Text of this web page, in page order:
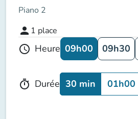
Piano 2
person 1 place
schedule Heure 09h00 09h30
timer Durée 30 min 01h00